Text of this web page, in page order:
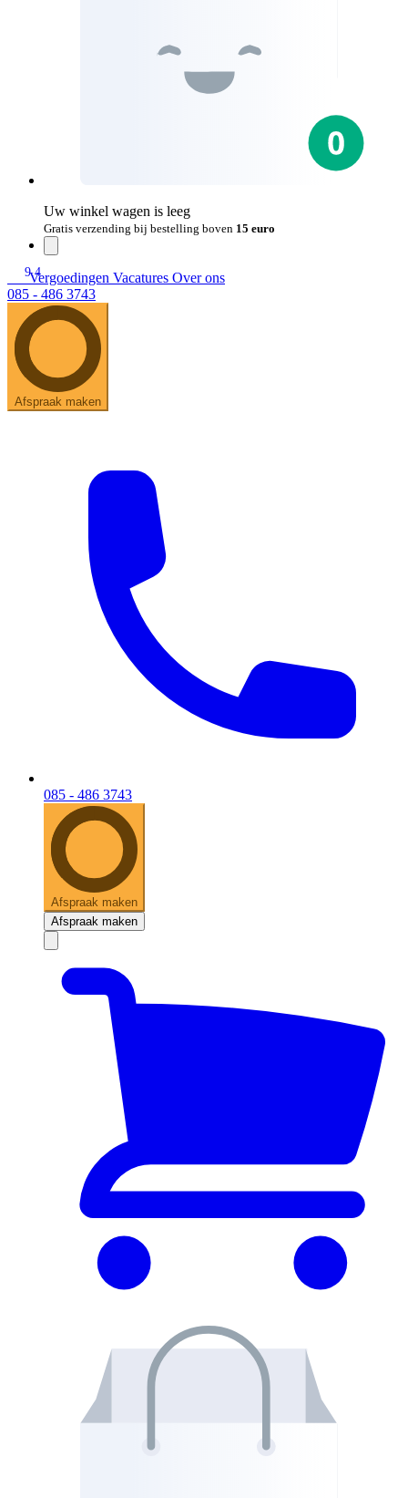
Uw winkel wagen is leeg
Gratis verzending bij bestelling boven 15 euro
9.4
Vergoedingen Vacatures Over ons
085 - 486 3743
Afspraak maken
085 - 486 3743
Afspraak maken
Afspraak maken